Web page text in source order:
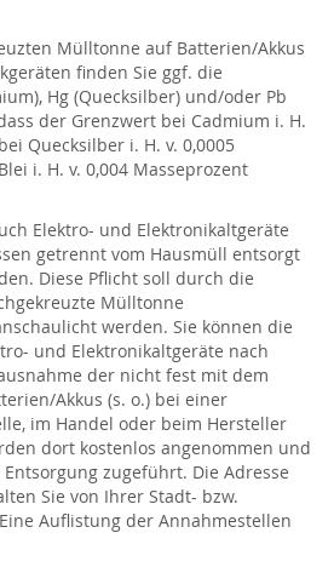
Mülltonne auf Batterien/Akkus
finden Sie ggf. die
Hg (Quecksilber) und/oder Pb
der Grenzwert bei Cadmium i. H.
Quecksilber i. H. v. 0,0005
i. H. v. 0,004 Masseprozent
Elektro- und Elektronikaltgeräte
getrennt vom Hausmüll entsorgt
Diese Pflicht soll durch die
Mülltonne
werden. Sie können die
und Elektronikaltgeräte nach
der nicht fest mit dem
Akkus (s. o.) bei einer
im Handel oder beim Hersteller
dort kostenlos angenommen und
zugeführt. Die Adresse
Sie von Ihrer Stadt- bzw.
Auflistung der Annahmestellen